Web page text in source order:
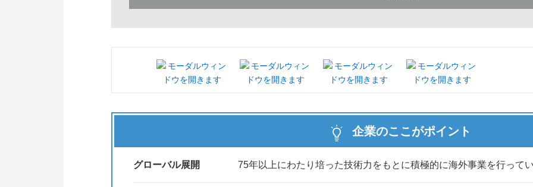
企業のここがポイント
グローバル展開 75年以上にわたり培った技術力をもとに積極的に海外事業を行って